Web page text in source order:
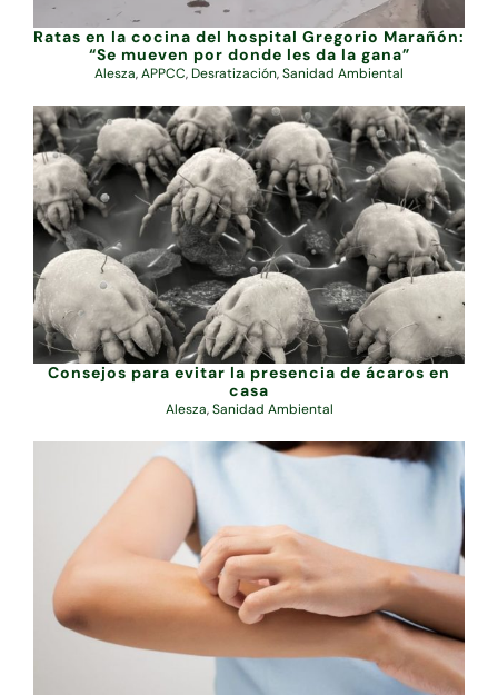
Ratas en la cocina del hospital Gregorio Marañón:
“Se mueven por donde les da la gana”
Alesza,APPCC,Desratización,Sanidad Ambiental
Consejos para evitar la presencia de ácaros en
casa
Alesza,Sanidad Ambiental